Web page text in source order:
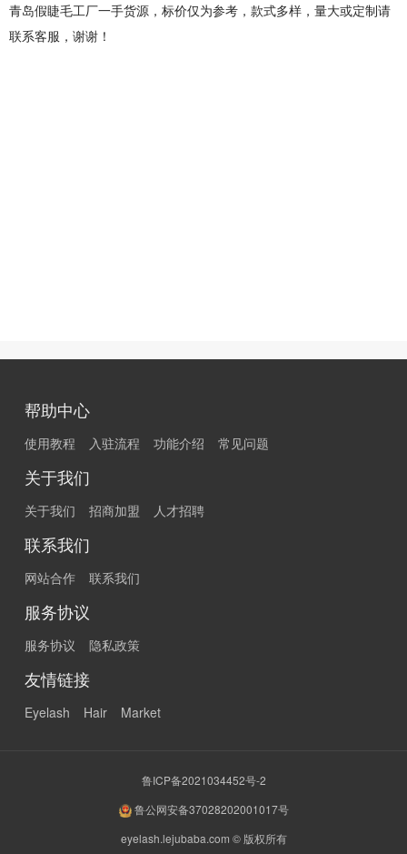
青岛假睫毛工厂一手货源，标价仅为参考，款式多样，量大或定制请
联系客服，谢谢！
帮助中心
使用教程 入驻流程 功能介绍 常见问题
关于我们
关于我们 招商加盟 人才招聘
联系我们
网站合作 联系我们
服务协议
服务协议 隐私政策
友情链接
Eyelash Hair Market
鲁ICP备2021034452号-2
鲁公网安备37028202001017号
eyelash.lejubaba.com © 版权所有